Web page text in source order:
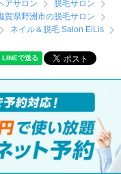
アサロン
脱毛サロン
賀県野洲市の脱毛サロン
ネイル＆脱毛 Salon EiLis